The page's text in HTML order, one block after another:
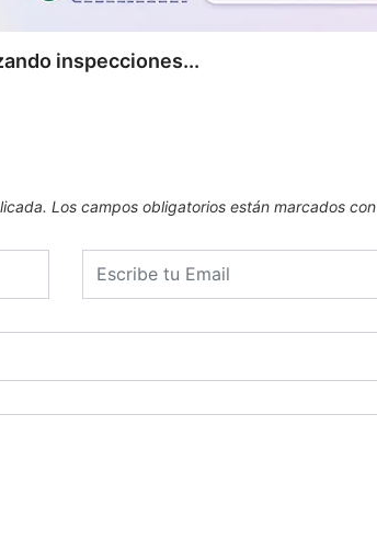
inspecciones...
Los campos obligatorios están marcados con